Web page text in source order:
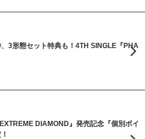
3形態セット特典も！4TH SINGLE『PHA
DIAMOND』発売記念『個別ボイ